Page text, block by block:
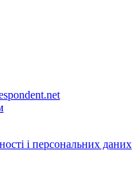
і персональних даних